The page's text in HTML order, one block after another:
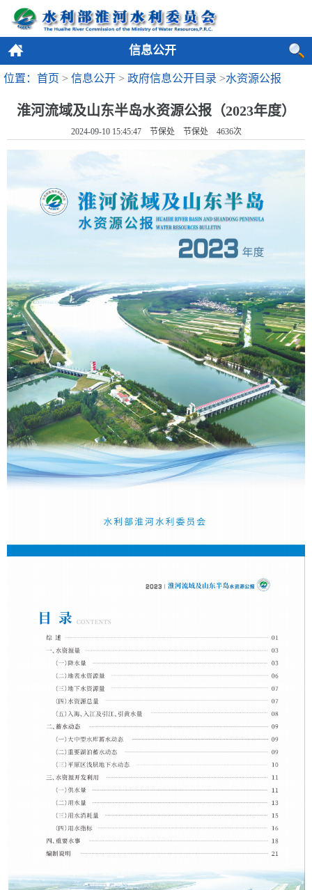
信息公开
位置：首页 > 信息公开 > 政府信息公开目录 >水资源公报
淮河流域及山东半岛水资源公报（2023年度）
2024-09-10 15:45:47 节保处 节保处 4636次